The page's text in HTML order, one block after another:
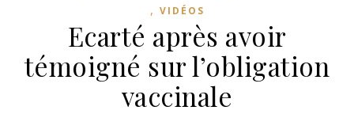
, VIDÉOS
Ecarté après avoir
témoigné sur l’obligation
vaccinale